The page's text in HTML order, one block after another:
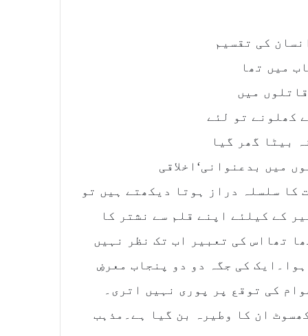
کی تقسیم
میں تھا
میں
کھلونے تو لئے
بیٹا گھر گیا
میں بدعنوانی‘اخلاقی
کا سلسلہ دراز ہوتا دیکھتے ہیں تو
کے کیلئے اپنے قلم سے نشتر کا
تھااس کی تعبیر اب تک نظر نہیں
کی جگہ دو دو پنجاب معرضِ
کی توقع پر پوری نہیں اتری۔
ان کا وطیرہ بن گیا ہے۔مذہب